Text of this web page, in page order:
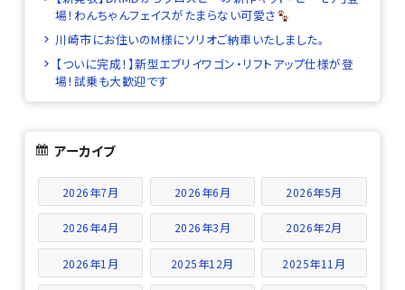
場！わんちゃんフェイスがたまらない可愛さ
川崎市にお住いのM様にソリオご納車いたしました。
【ついに完成！】新型エブリイワゴン・リフトアップ仕様が登
場！試乗も大歓迎です
アーカイブ
2026年7月 2026年6月 2026年5月
2026年4月 2026年3月 2026年2月
2026年1月 2025年12月 2025年11月